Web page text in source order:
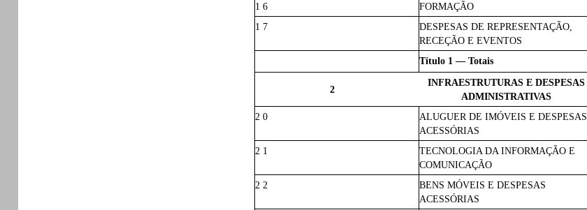
1 6 FORMAÇÃO
1 7
DESPESAS DE REPRESENTAÇÃO,
RECEÇÃO E EVENTOS
Título 1 — Totais
2
INFRAESTRUTURAS E DESPESAS
ADMINISTRATIVAS
2 0
ALUGUER DE IMÓVEIS E DESPESAS
ACESSÓRIAS
2 1
TECNOLOGIA DA INFORMAÇÃO E
COMUNICAÇÃO
2 2
BENS MÓVEIS E DESPESAS
ACESSÓRIAS